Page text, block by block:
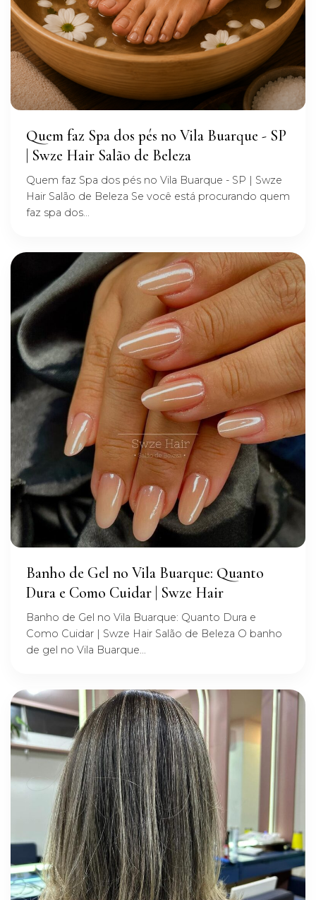
Quem faz Spa dos pés no Vila Buarque - SP
| Swze Hair Salão de Beleza
Quem faz Spa dos pés no Vila Buarque - SP | Swze
Hair Salão de Beleza Se você está procurando quem
faz spa dos...
Banho de Gel no Vila Buarque: Quanto
Dura e Como Cuidar | Swze Hair
Banho de Gel no Vila Buarque: Quanto Dura e
Como Cuidar | Swze Hair Salão de Beleza O banho
de gel no Vila Buarque...